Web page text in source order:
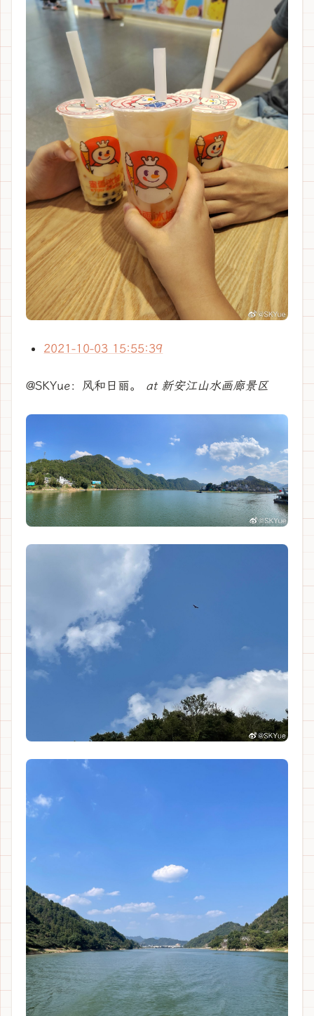
2021-10-03 15:55:39
@SKYue：风和日丽。 at 新安江山水画廊景区